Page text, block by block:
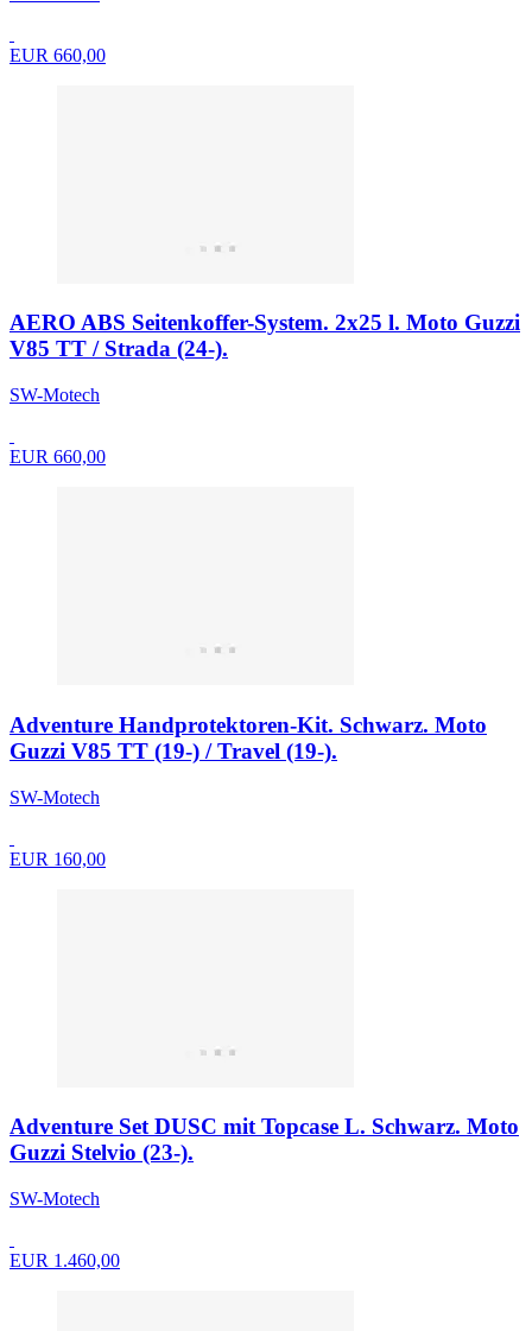
EUR 660,00
AERO ABS Seitenkoffer-System. 2x25 l. Moto Guzzi
V85 TT / Strada (24-).
SW-Motech
EUR 660,00
Adventure Handprotektoren-Kit. Schwarz. Moto
Guzzi V85 TT (19-) / Travel (19-).
SW-Motech
EUR 160,00
Adventure Set DUSC mit Topcase L. Schwarz. Moto
Guzzi Stelvio (23-).
SW-Motech
EUR 1.460,00